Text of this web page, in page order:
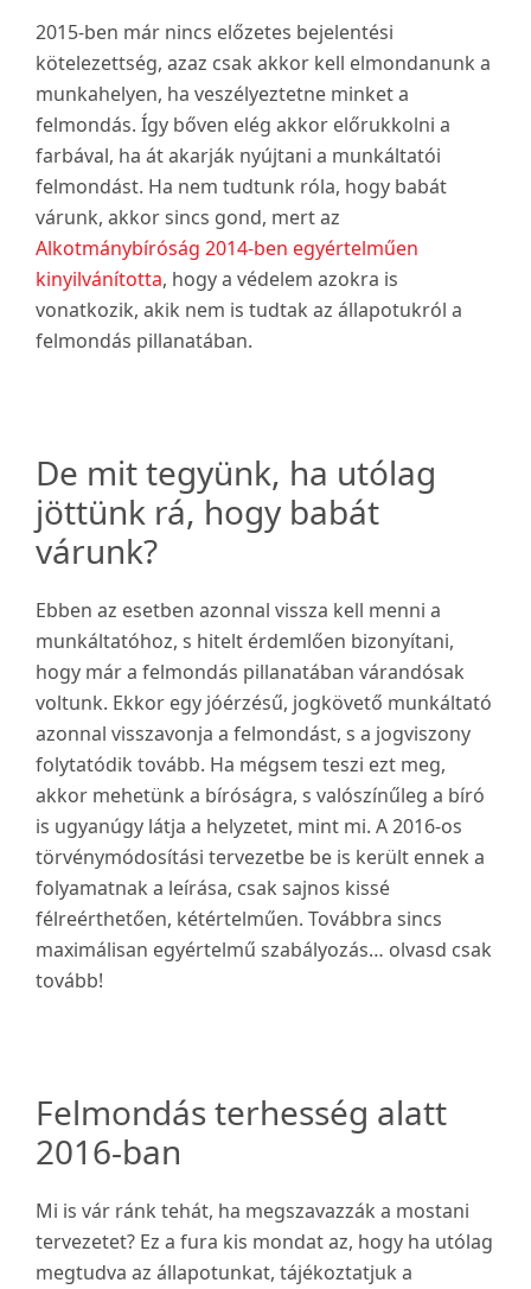
2015-ben már nincs előzetes bejelentési
kötelezettség, azaz csak akkor kell elmondanunk a
munkahelyen, ha veszélyeztetne minket a
felmondás. Így bőven elég akkor előrukkolni a
farbával, ha át akarják nyújtani a munkáltatói
felmondást. Ha nem tudtunk róla, hogy babát
várunk, akkor sincs gond, mert az
Alkotmánybíróság 2014-ben egyértelműen
kinyilvánította, hogy a védelem azokra is
vonatkozik, akik nem is tudtak az állapotukról a
felmondás pillanatában.
De mit tegyünk, ha utólag
jöttünk rá, hogy babát
várunk?
Ebben az esetben azonnal vissza kell menni a
munkáltatóhoz, s hitelt érdemlően bizonyítani,
hogy már a felmondás pillanatában várandósak
voltunk. Ekkor egy jóérzésű, jogkövető munkáltató
azonnal visszavonja a felmondást, s a jogviszony
folytatódik tovább. Ha mégsem teszi ezt meg,
akkor mehetünk a bíróságra, s valószínűleg a bíró
is ugyanúgy látja a helyzetet, mint mi. A 2016-os
törvénymódosítási tervezetbe be is került ennek a
folyamatnak a leírása, csak sajnos kissé
félreérthetően, kétértelműen. Továbbra sincs
maximálisan egyértelmű szabályozás… olvasd csak
tovább!
Felmondás terhesség alatt
2016-ban
Mi is vár ránk tehát, ha megszavazzák a mostani
tervezetet? Ez a fura kis mondat az, hogy ha utólag
megtudva az állapotunkat, tájékoztatjuk a